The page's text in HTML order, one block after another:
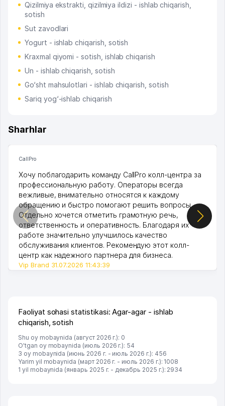
Qizilmiya ekstrakti, qizilmiya ildizi - ishlab chiqarish,
sotish
Sut zavodlari
Yogurt - ishlab chiqarish, sotish
Kraxmal qiyomi - sotish, ishlab chiqarish
Un - ishlab chiqarish, sotish
Go‘sht mahsulotlari - ishlab chiqarish, sotish
Sariq yog‘-ishlab chiqarish
Sharhlar
CallPro
Хочу поблагодарить команду CallPro колл-центра за
профессиональную работу. Операторы всегда
вежливые, внимательно относятся к каждому
обращению и быстро помогают решить вопросы.
Отдельно хочется отметить грамотную речь,
ответственность и оперативность. Благодаря их
работе значительно улучшилось качество
обслуживания клиентов. Рекомендую этот колл-
центр как надежного партнера для бизнеса.
Vip Brand 31.07.2026 11:43:39
Faoliyat sohasi statistikasi: Agar-agar - ishlab
chiqarish, sotish
Shu oy mobaynida (август 2026 г.): 0
O'tgan oy mobaynida (июль 2026 г.): 54
3 oy mobaynida (июнь 2026 г. - июль 2026 г.): 456
Yarim yil mobaynida (март 2026 г. - июль 2026 г.): 1008
1 yil mobaynida (январь 2025 г. - декабрь 2025 г.): 2934